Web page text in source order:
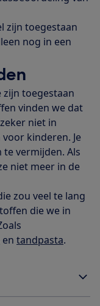
zijn toegestaan
nog in een
toegestaan
vinden we dat
niet in
kinderen. Je
vermijden. Als
niet meer in de
zou veel te lang
die we in
en tandpasta.